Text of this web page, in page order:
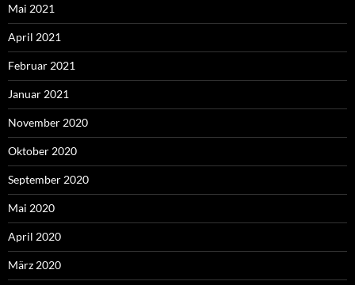
Mai 2021
April 2021
Februar 2021
Januar 2021
November 2020
Oktober 2020
September 2020
Mai 2020
April 2020
März 2020